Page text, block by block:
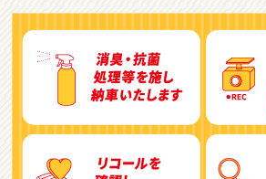
アルファード
位
トヨタ
ヴォクシー